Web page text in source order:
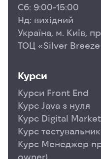
Сб: 9:00-15:00
Нд: вихідний
Україна, м. Київ,
ТОЦ «Silver
Курси
Курси Front End
Курс Java з нуля
Курс Digital
Курс
Курс Менеджер
owner)